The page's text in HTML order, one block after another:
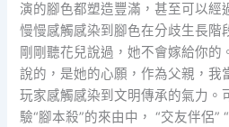
演的腳色都塑造豐滿，甚至可以經
慢慢感觸感染到腳色在分歧生長階
剛剛聽花兒說過，她不會嫁給你的
說的，是她的心願，作為父親，我
玩家感觸感染到文明傳承的氣力。
驗“腳本殺”的來由中， “交友伴侶”